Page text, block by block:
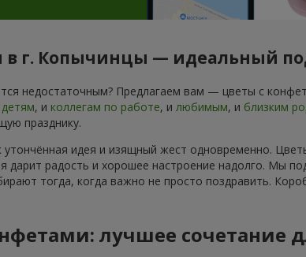
в г. Копычинцы — идеальный
недостаточным? Предлагаем вам — цветы с
детям, и коллегам по работе, и любимым, и близким
празднику.
утончённая идея и изящный жест одновременно.
радость и хорошее настроение надолго. Мы
тогда, когда важно не просто поздравить.
лучшее сочетание